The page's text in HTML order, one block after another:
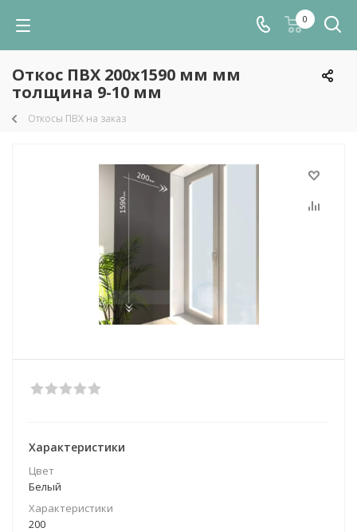
0
Откос ПВХ 200х1590 мм мм
толщина 9-10 мм
Откосы ПВХ на заказ
Характеристики
Цвет
Белый
Характеристики
200